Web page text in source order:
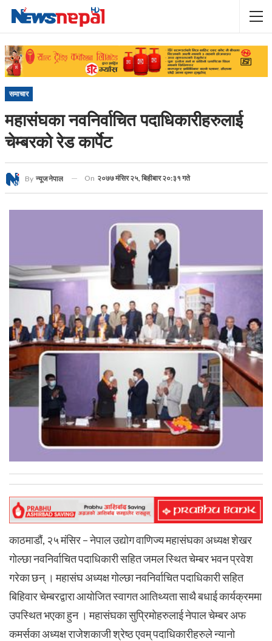
समाचार
महासंघका नवनिर्वाचित पदाधिकारीहरुलाई
चेम्बरको रेड कार्पेट
By न्यूज नेपाल On २०७७ मंसिर २५, बिहीबार २०:३१ गते
काठमाडौं, २५ मंसिर – नेपाल उद्योग वाणिज्य महासंघका अध्यक्ष शेखर
गोल्छा नवनिर्वाचित पदाधिकारी सहित जमल स्थित चेम्बर भवन प्रवेश
गरेका छन् । महासंघ अध्यक्ष गोल्छा नवनिर्वाचित पदाधिकारी सहित
बिहिवार चेम्बरद्वारा आयोजित स्वागत आतिथ्यता साथै बधाई कार्यक्रममा
उपस्थित भएका हुन । महासंघका सुप्रिमोहरुलाई नेपाल चेम्बर अफ
कमर्सका अध्यक्ष राजेशकाजी श्रेष्ठ एवम् पदाधिकारीहरुले न्यानो